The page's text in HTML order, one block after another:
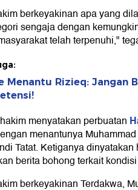
berkeyakinan apa yang
sengaja dengan
telah terpenuhi,"
Menantu Rizieq: Jangan
menyatakan perbuatan
menantunya
Tatat. Ketiganya
berita bohong terkait
berkeyakinan Terdakwa,